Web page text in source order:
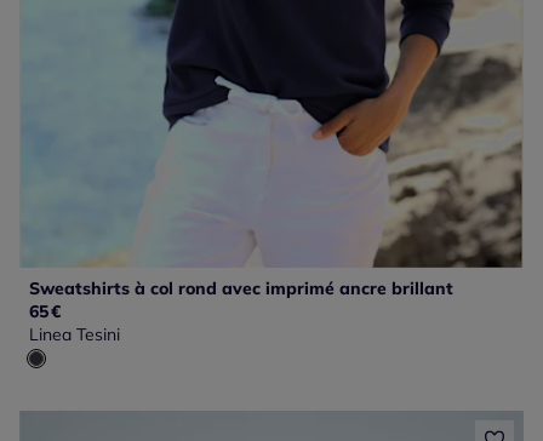
Sweatshirts à col rond avec imprimé ancre brillant
65€
Linea Tesini